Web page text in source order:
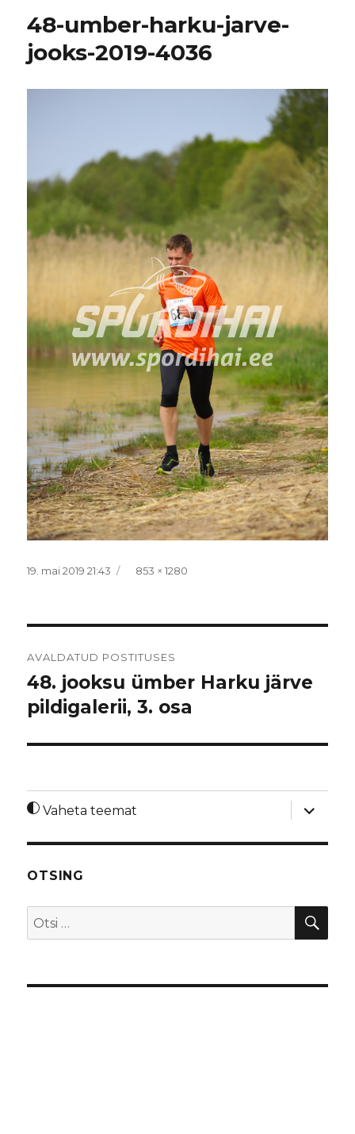
48-umber-harku-jarve-
jooks-2019-4036
Postitatud
19. mai 2019 21:43 Täissuurus
853 × 1280
AVALDATUD POSTITUSES
48. jooksu ümber Harku järve
pildigalerii, 3. osa
Vaheta teemat
laienda
OTSING
Otsi: